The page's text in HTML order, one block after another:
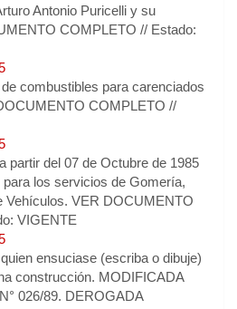
Antonio Puricelli y su
COMPLETO // Estado:
combustibles para carenciados
COMPLETO //
partir del 07 de Octubre de 1985
los servicios de Gomería,
Vehículos. VER DOCUMENTO
VIGENTE
ensuciase (escriba o dibuje)
construcción. MODIFICADA
026/89. DEROGADA